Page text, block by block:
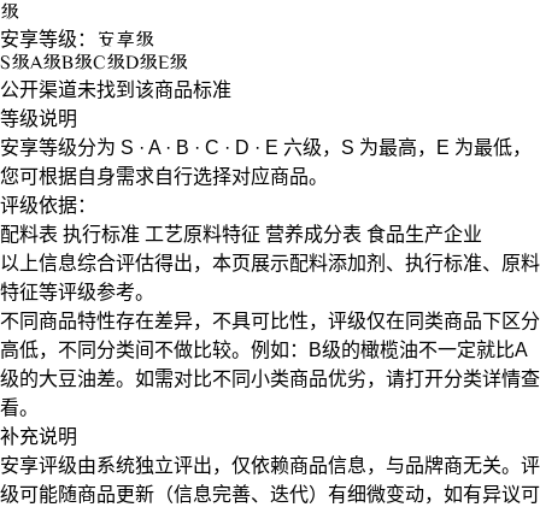
级
安享等级： 安享级
S级A级B级C级D级E级
公开渠道未找到该商品标准
等级说明
安享等级分为 S · A · B · C · D · E 六级， S 为最高， E 为最低，
您可根据自身需求自行选择对应商品。
评级依据：
配料表 执行标准 工艺原料特征 营养成分表 食品生产企业
以上信息综合评估得出，本页展示配料添加剂 、 执行标准、 原料
特征等评级参考。
不同商品特性存在差异，不具可比性，评级仅在 同类商品下区分
高低，不同分类间不做比较。例如：B级的橄榄油不一定就比A
级的大豆油差。如需对比不同小类商品优劣，请打开分类详情查
看。
补充说明
安享评级由系统独立评出，仅依赖商品信息， 与品牌商无关。评
级可能随商品更新（信息完善、迭代）有细微变动，如有异议可